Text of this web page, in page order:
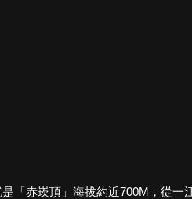
「赤崁頂」海拔約近700M，從一